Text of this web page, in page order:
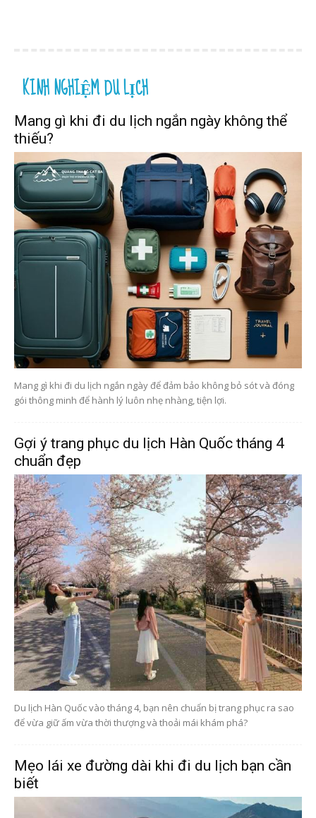
KINH NGHIỆM DU LỊCH
Mang gì khi đi du lịch ngắn ngày không thể
thiếu?
Mang gì khi đi du lịch ngắn ngày để đảm bảo không bỏ sót và đóng
gói thông minh để hành lý luôn nhẹ nhàng, tiện lợi.
Gợi ý trang phục du lịch Hàn Quốc tháng 4
chuẩn đẹp
Du lịch Hàn Quốc vào tháng 4, bạn nên chuẩn bị trang phục ra sao
để vừa giữ ấm vừa thời thượng và thoải mái khám phá?
Mẹo lái xe đường dài khi đi du lịch bạn cần
biết